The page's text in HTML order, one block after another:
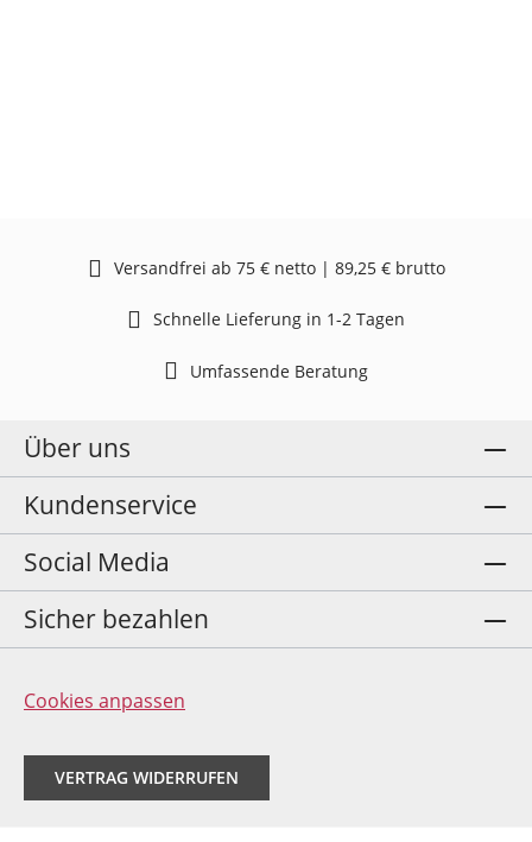
Versandfrei ab 75 € netto | 89,25 € brutto
Schnelle Lieferung in 1-2 Tagen
Umfassende Beratung
Über uns
Kundenservice
Social Media
Sicher bezahlen
Cookies anpassen
VERTRAG WIDERRUFEN